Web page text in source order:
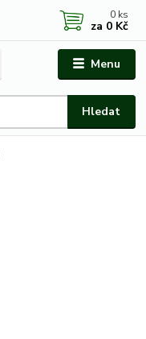
Menu
Hledat
0 ks
za 0 Kč